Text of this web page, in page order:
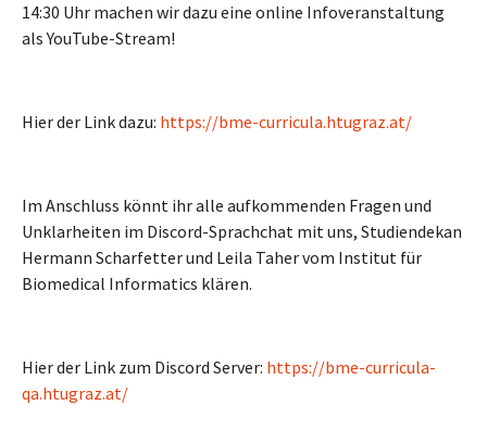
14:30 Uhr machen wir dazu eine online Infoveranstaltung
als YouTube-Stream!
Hier der Link dazu: https://bme-curricula.htugraz.at/
Im Anschluss könnt ihr alle aufkommenden Fragen und
Unklarheiten im Discord-Sprachchat mit uns, Studiendekan
Hermann Scharfetter und Leila Taher vom Institut für
Biomedical Informatics klären.
Hier der Link zum Discord Server: https://bme-curricula-
qa.htugraz.at/